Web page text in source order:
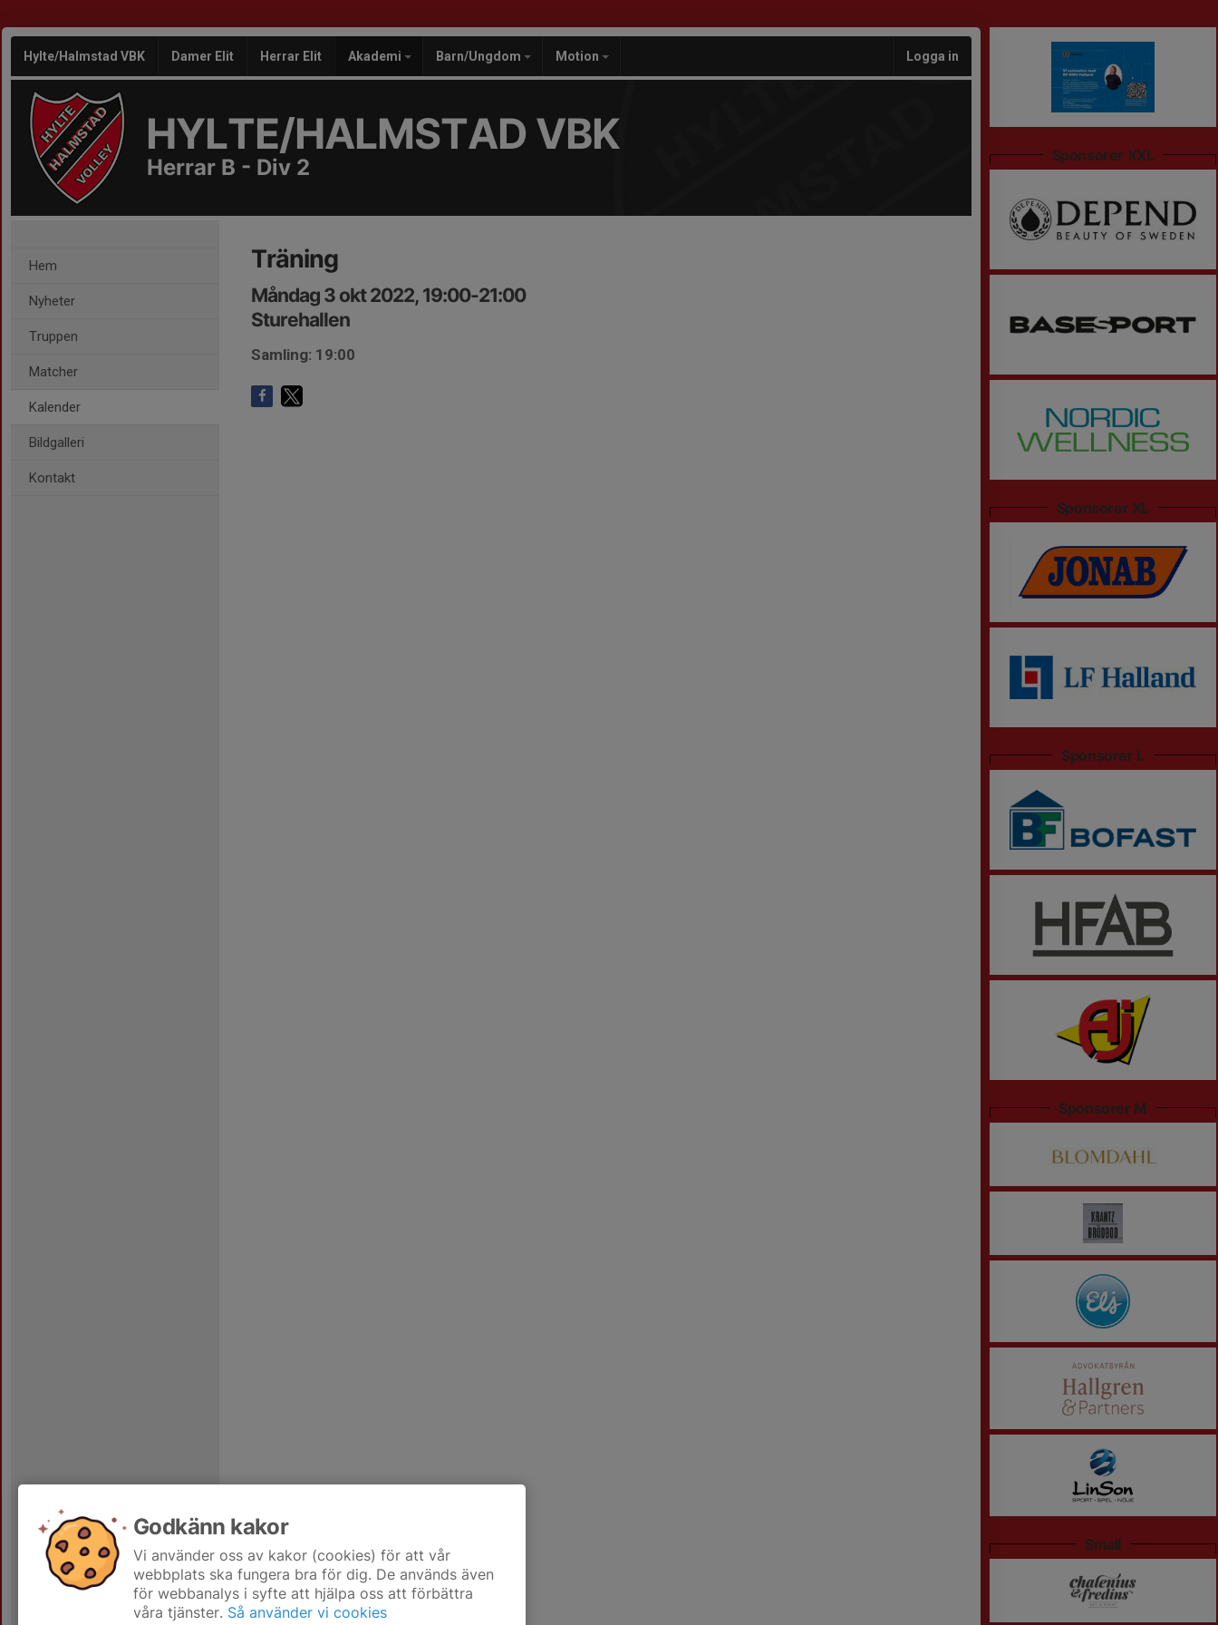
Hylte/Halmstad VBK Damer Elit Herrar Elit Akademi Barn/Ungdom Motion Logga in
HYLTE/HALMSTAD VBK
Herrar B - Div 2
Hem
Nyheter
Truppen
Matcher
Kalender
Bildgalleri
Kontakt
Träning
Måndag 3 okt 2022, 19:00-21:00
Sturehallen
Samling: 19:00
Sponsorer XXL
Sponsorer XL
Sponsorer L
Sponsorer M
Small
Godkänn kakor
Vi använder oss av kakor (cookies) för att vår
webbplats ska fungera bra för dig. De används även
för webbanalys i syfte att hjälpa oss att förbättra
våra tjänster. Så använder vi cookies